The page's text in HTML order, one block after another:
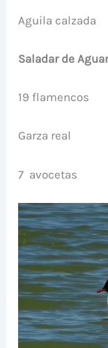
Aguila calzada
Saladar de
19 flamencos
Garza real
7 avocetas